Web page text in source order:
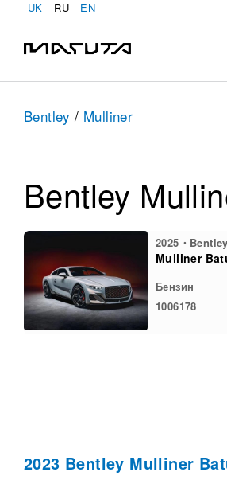
UK RU EN
Bentley / Mulliner
Bentley
2025・Bentley
Mulliner
Бензин
1006178
2023 Bentley Mulliner